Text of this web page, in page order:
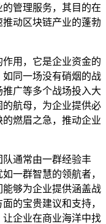
管理服务，其目的在
动区块链产业的蓬勃
用，它是企业资金的
同一场没有硝烟的战
广等多个战场投入大
航母，为企业提供必
燃眉之急，推动企业
通常由一群经验丰
一群智慧的领航者，
够为企业提供涵盖战
的宝贵建议和支持，
企业在商业海洋中找